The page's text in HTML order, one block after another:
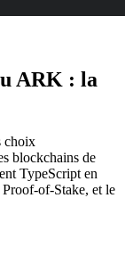
ARK : la
choix
blockchains de
TypeScript en
of-Stake, et le